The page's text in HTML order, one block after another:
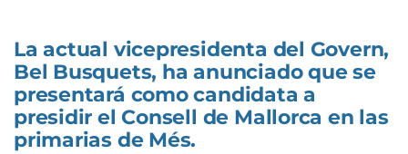
La actual vicepresidenta del Govern,
Bel Busquets, ha anunciado que se
presentará como candidata a
presidir el Consell de Mallorca en las
primarias de Més.